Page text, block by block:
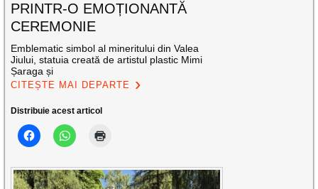
PRINTR-O EMOȚIONANTĂ
CEREMONIE
Emblematic simbol al mineritului din Valea
Jiului, statuia creată de artistul plastic Mimi
Șaraga și
CITEȘTE MAI DEPARTE
Distribuie acest articol